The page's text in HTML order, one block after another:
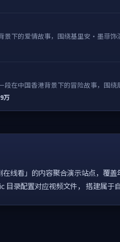
景下的爱情故事，围绕基里安·墨菲饰
在中国香港背景下的冒险故事，围绕
万
线看」的内容聚合演示站点，覆
录配置对应视频文件， 搭建属于